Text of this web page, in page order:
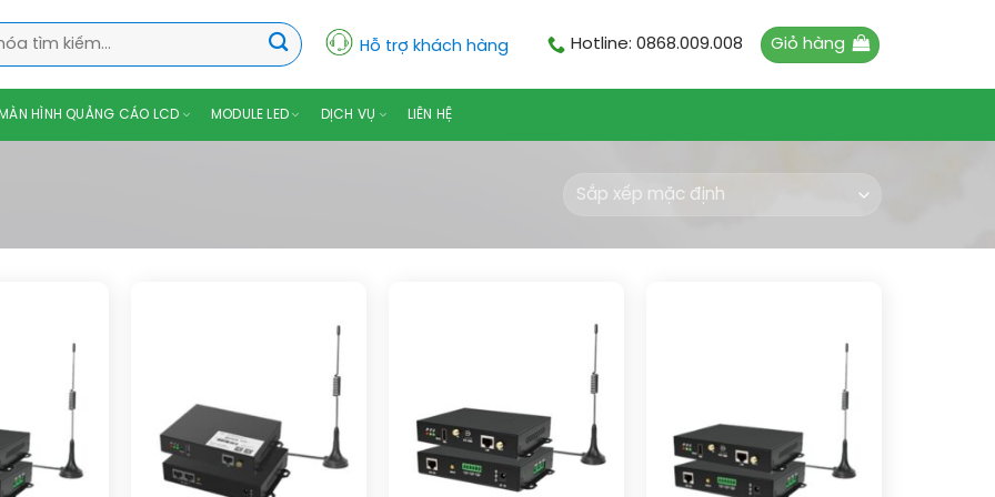
Hỗ trợ khách hàng Hotline: 0868.009.008 Giỏ hàng
MÀN HÌNH QUẢNG CÁO LCD MODULE LED DỊCH VỤ LIÊN HỆ